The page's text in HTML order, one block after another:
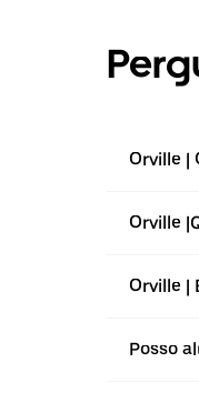
Orville |
Orville
Orville |
Posso